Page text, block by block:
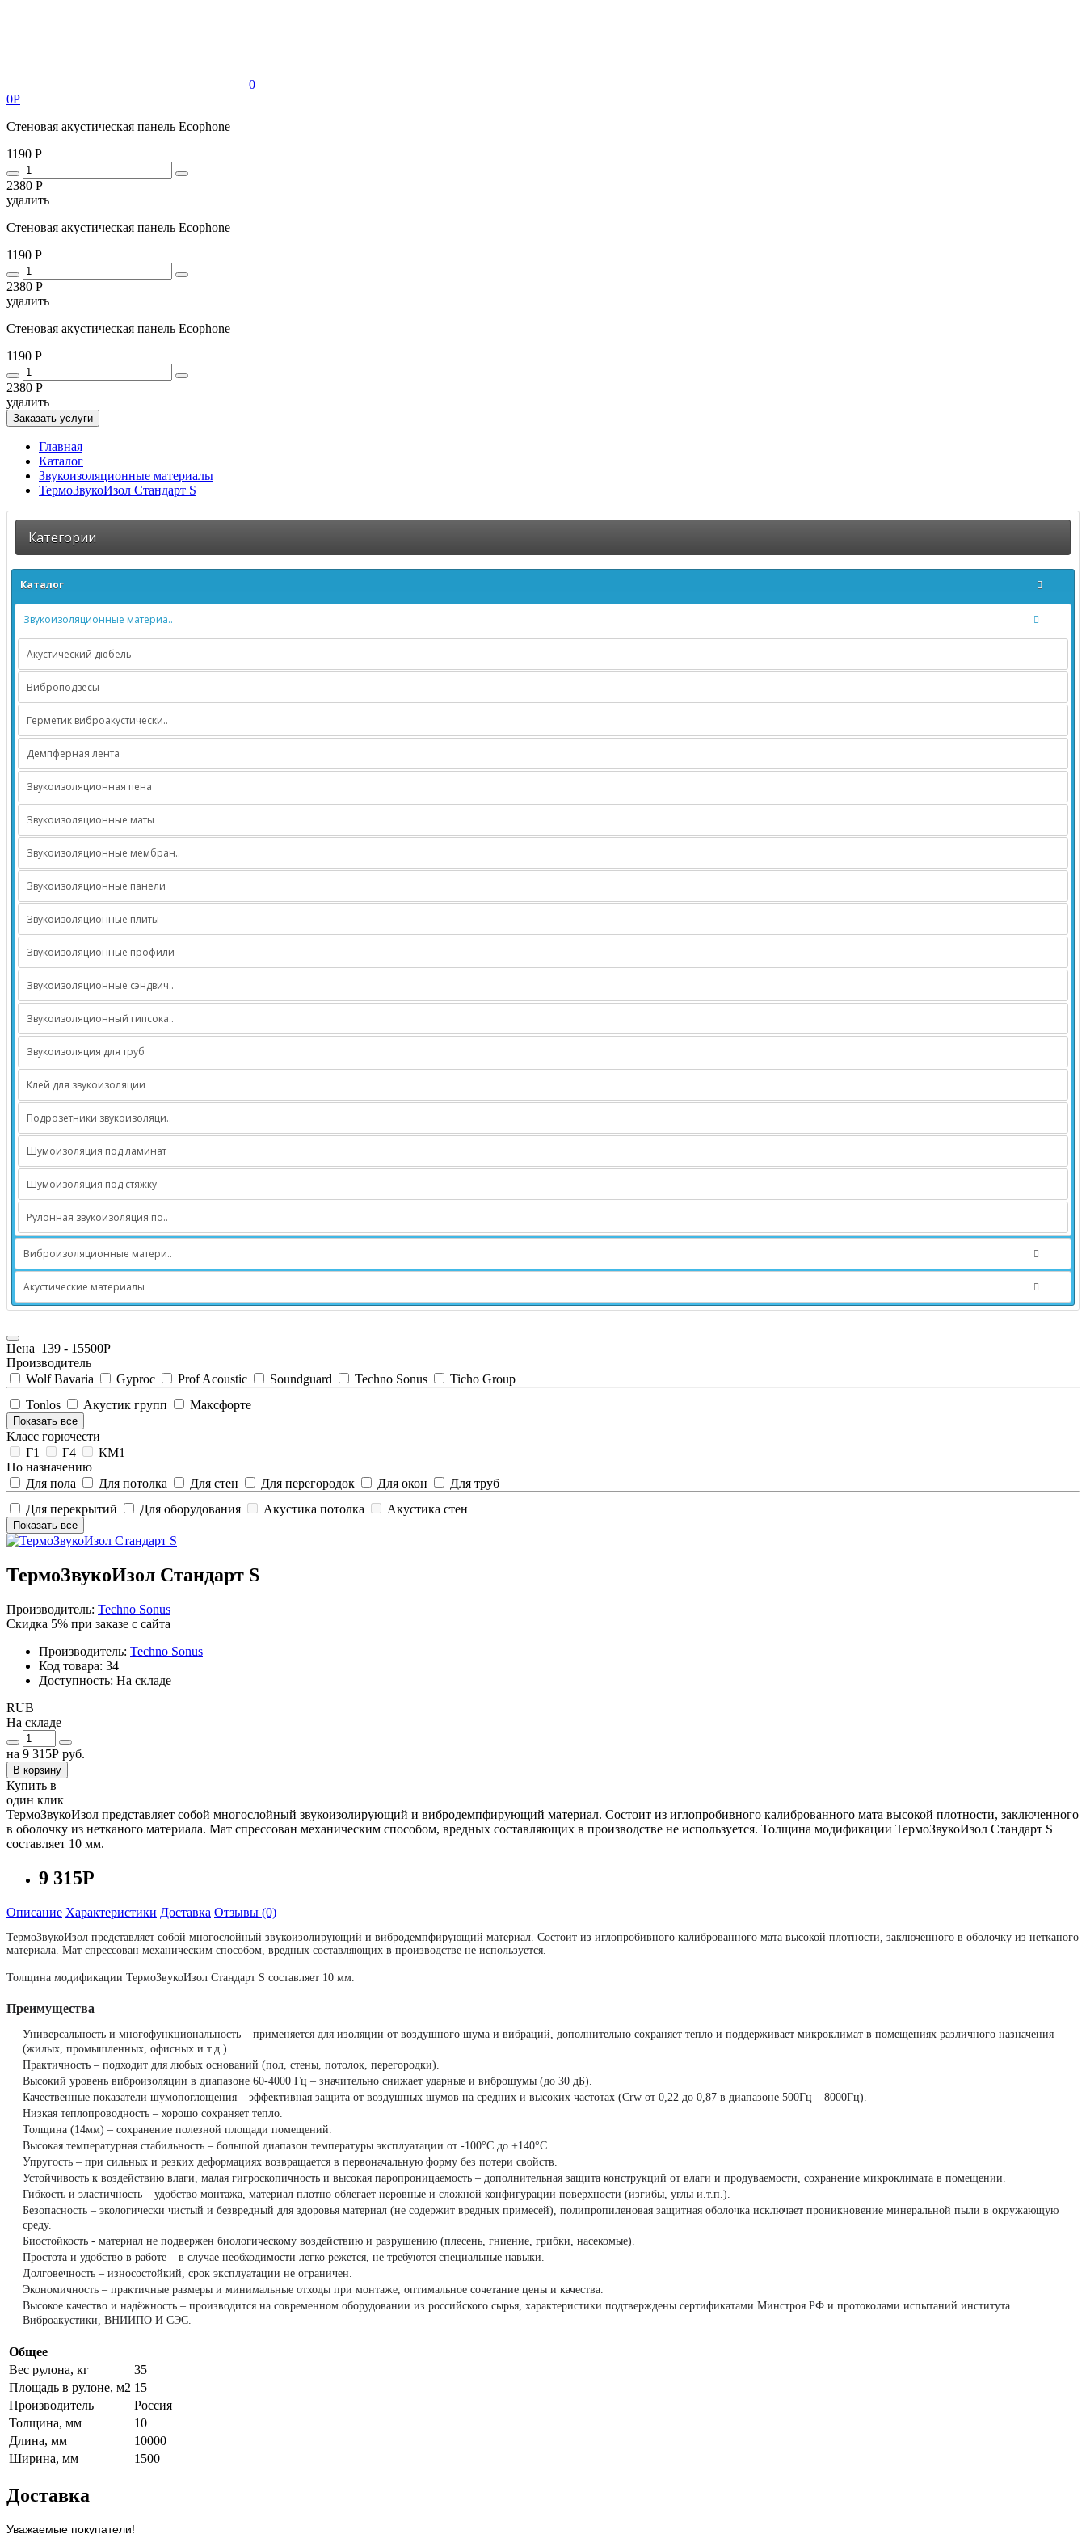
0
0Р
Стеновая акустическая панель Ecophone
1190 Р
2380 Р
удалить
Стеновая акустическая панель Ecophone
1190 Р
2380 Р
удалить
Стеновая акустическая панель Ecophone
1190 Р
2380 Р
удалить
Заказать услуги
Главная
Каталог
Звукоизоляционные материалы
ТермоЗвукоИзол Стандарт S
Категории
Каталог
Звукоизоляционные материа..
Акустический дюбель
Виброподвесы
Герметик виброакустически..
Демпферная лента
Звукоизоляционная пена
Звукоизоляционные маты
Звукоизоляционные мембран..
Звукоизоляционные панели
Звукоизоляционные плиты
Звукоизоляционные профили
Звукоизоляционные сэндвич..
Звукоизоляционный гипсока..
Звукоизоляция для труб
Клей для звукоизоляции
Подрозетники звукоизоляци..
Шумоизоляция под ламинат
Шумоизоляция под стяжку
Рулонная звукоизоляция по..
Виброизоляционные матери..
Акустические материалы
Цена 139 - 15500Р
Производитель
Wolf Bavaria
Gyproc Prof Acoustic Soundguard Techno Sonus
Ticho Group
Tonlos
Акустик групп Максфорте
Показать все
Класс горючести
Г1
Г4
КМ1
По назначению
Для пола
Для потолка Для стен Для перегородок Для окон
Для труб
Для перекрытий
Для оборудования Акустика потолка Акустика стен
Показать все
ТермоЗвукоИзол Стандарт S
Производитель: Techno Sonus
Скидка 5% при заказе с сайта
Производитель: Techno Sonus
Код товара: 34
Доступность: На складе
RUB
На складе
на 9 315Р руб.
В корзину
Купить в
один клик
ТермоЗвукоИзол представляет собой многослойный звукоизолирующий и вибродемпфирующий материал. Состоит из иглопробивного калиброванного мата высокой плотности, заключенного
в оболочку из нетканого материала. Мат спрессован механическим способом, вредных составляющих в производстве не используется. Толщина модификации ТермоЗвукоИзол Стандарт S
составляет 10 мм.
9 315Р
Описание Характеристики Доставка Отзывы (0)
ТермоЗвукоИзол представляет собой многослойный звукоизолирующий и вибродемпфирующий материал. Состоит из иглопробивного калиброванного мата высокой плотности, заключенного в оболочку из нетканого
материала. Мат спрессован механическим способом, вредных составляющих в производстве не используется.
Толщина модификации ТермоЗвукоИзол Стандарт S составляет 10 мм.
Преимущества
Универсальность и многофункциональность – применяется для изоляции от воздушного шума и вибраций, дополнительно сохраняет тепло и поддерживает микроклимат в помещениях различного назначения
(жилых, промышленных, офисных и т.д.).
Практичность – подходит для любых оснований (пол, стены, потолок, перегородки).
Высокий уровень виброизоляции в диапазоне 60-4000 Гц – значительно снижает ударные и виброшумы (до 30 дБ).
Качественные показатели шумопоглощения – эффективная защита от воздушных шумов на средних и высоких частотах (Crw от 0,22 до 0,87 в диапазоне 500Гц – 8000Гц).
Низкая теплопроводность – хорошо сохраняет тепло.
Толщина (14мм) – сохранение полезной площади помещений.
Высокая температурная стабильность – большой диапазон температуры эксплуатации от -100°C до +140°C.
Упругость – при сильных и резких деформациях возвращается в первоначальную форму без потери свойств.
Устойчивость к воздействию влаги, малая гигроскопичность и высокая паропроницаемость – дополнительная защита конструкций от влаги и продуваемости, сохранение микроклимата в помещении.
Гибкость и эластичность – удобство монтажа, материал плотно облегает неровные и сложной конфигурации поверхности (изгибы, углы и.т.п.).
Безопасность – экологически чистый и безвредный для здоровья материал (не содержит вредных примесей), полипропиленовая защитная оболочка исключает проникновение минеральной пыли в окружающую
среду.
Биостойкость - материал не подвержен биологическому воздействию и разрушению (плесень, гниение, грибки, насекомые).
Простота и удобство в работе – в случае необходимости легко режется, не требуются специальные навыки.
Долговечность – износостойкий, срок эксплуатации не ограничен.
Экономичность – практичные размеры и минимальные отходы при монтаже, оптимальное сочетание цены и качества.
Высокое качество и надёжность – производится на современном оборудовании из российского сырья, характеристики подтверждены сертификатами Минстроя РФ и протоколами испытаний института
Виброакустики, ВНИИПО И СЭС.
Общее
Вес рулона, кг
35
Площадь в рулоне, м2 15
Производитель
Россия
Толщина, мм
10
Длина, мм
10000
Ширина, мм
1500
Доставка
Уважаемые покупатели!